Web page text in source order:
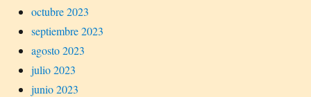
octubre 2023
septiembre 2023
agosto 2023
julio 2023
junio 2023